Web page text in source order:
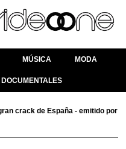
MÚSICA MODA
DOCUMENTALES
crack de España - emitido por